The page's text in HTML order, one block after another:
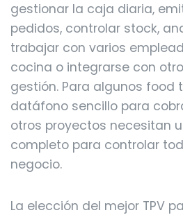
gestionar la caja diaria,
pedidos, controlar stock,
trabajar con varios
cocina o integrarse con
gestión. Para algunos food
datáfono sencillo para
otros proyectos necesitan
completo para controlar
negocio.
La elección del mejor TPV